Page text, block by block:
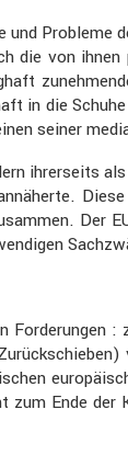
und Probleme
die von
in die
seiner
ihrer­seits
Der
:
zum Ende